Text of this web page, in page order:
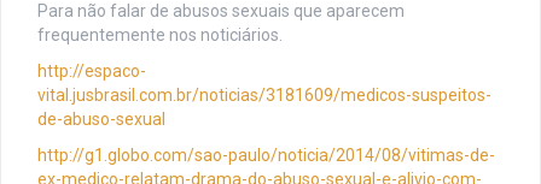
Para não falar de abusos sexuais que aparecem
frequentemente nos noticiários.
http://espaco-
vital.jusbrasil.com.br/noticias/3181609/medicos-suspeitos-
de-abuso-sexual
http://g1.globo.com/sao-paulo/noticia/2014/08/vitimas-de-
ex-medico-relatam-drama-do-abuso-sexual-e-alivio-com-